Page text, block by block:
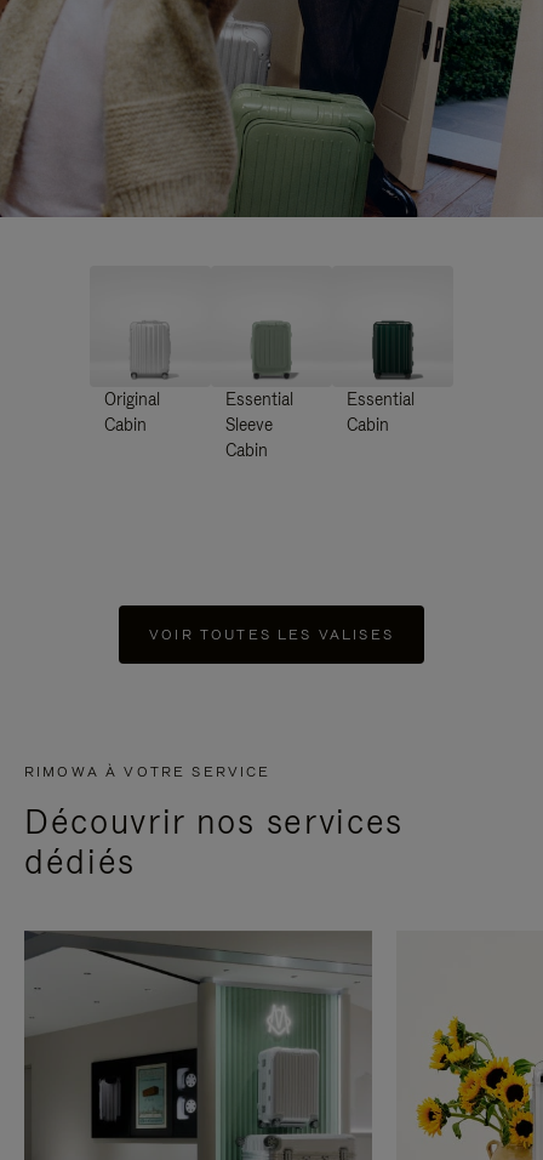
Original
Cabin
Essential
Sleeve
Cabin
Essential
Cabin
VOIR TOUTES LES VALISES
RIMOWA À VOTRE SERVICE
Découvrir nos services
dédiés